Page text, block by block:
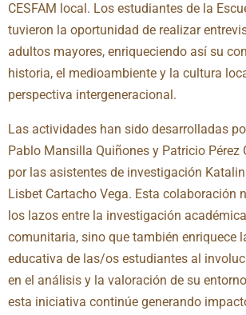
CESFAM local. Los estudiantes de la
tuvieron la oportunidad de realizar
adultos mayores, enriqueciendo así su
historia, el medioambiente y la cultura
perspectiva intergeneracional.
Las actividades han sido desarrolladas
Pablo Mansilla Quiñones y Patricio Pérez
por las asistentes de investigación
Lisbet Cartacho Vega. Esta colaboración
los lazos entre la investigación
comunitaria, sino que también enriquece
educativa de las/os estudiantes al
en el análisis y la valoración de su
esta iniciativa continúe generando